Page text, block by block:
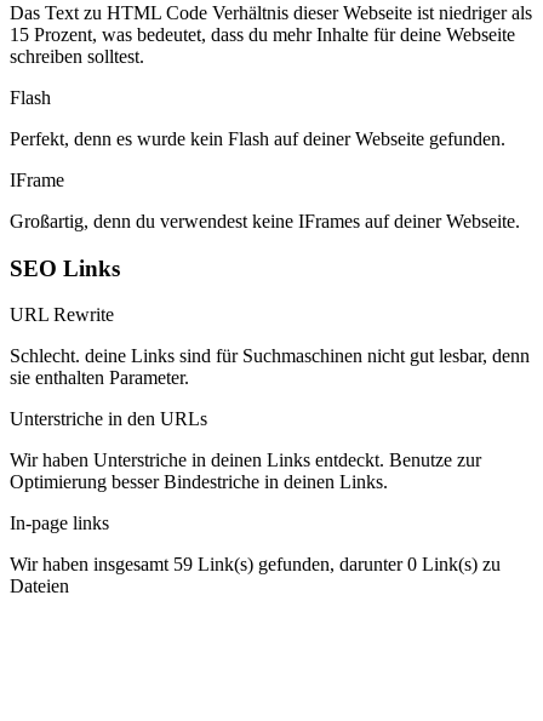
Das Text zu HTML Code Verhältnis dieser Webseite ist niedriger als
15 Prozent, was bedeutet, dass du mehr Inhalte für deine Webseite
schreiben solltest.
Flash
Perfekt, denn es wurde kein Flash auf deiner Webseite gefunden.
IFrame
Großartig, denn du verwendest keine IFrames auf deiner Webseite.
SEO Links
URL Rewrite
Schlecht. deine Links sind für Suchmaschinen nicht gut lesbar, denn
sie enthalten Parameter.
Unterstriche in den URLs
Wir haben Unterstriche in deinen Links entdeckt. Benutze zur
Optimierung besser Bindestriche in deinen Links.
In-page links
Wir haben insgesamt 59 Link(s) gefunden, darunter 0 Link(s) zu
Dateien